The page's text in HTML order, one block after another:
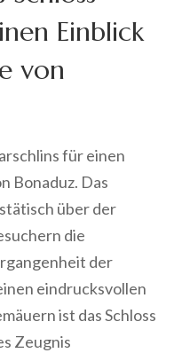
Einblick
von
für einen
Bonaduz. Das
über der
die
der
eindrucksvollen
ist das Schloss
Zeugnis